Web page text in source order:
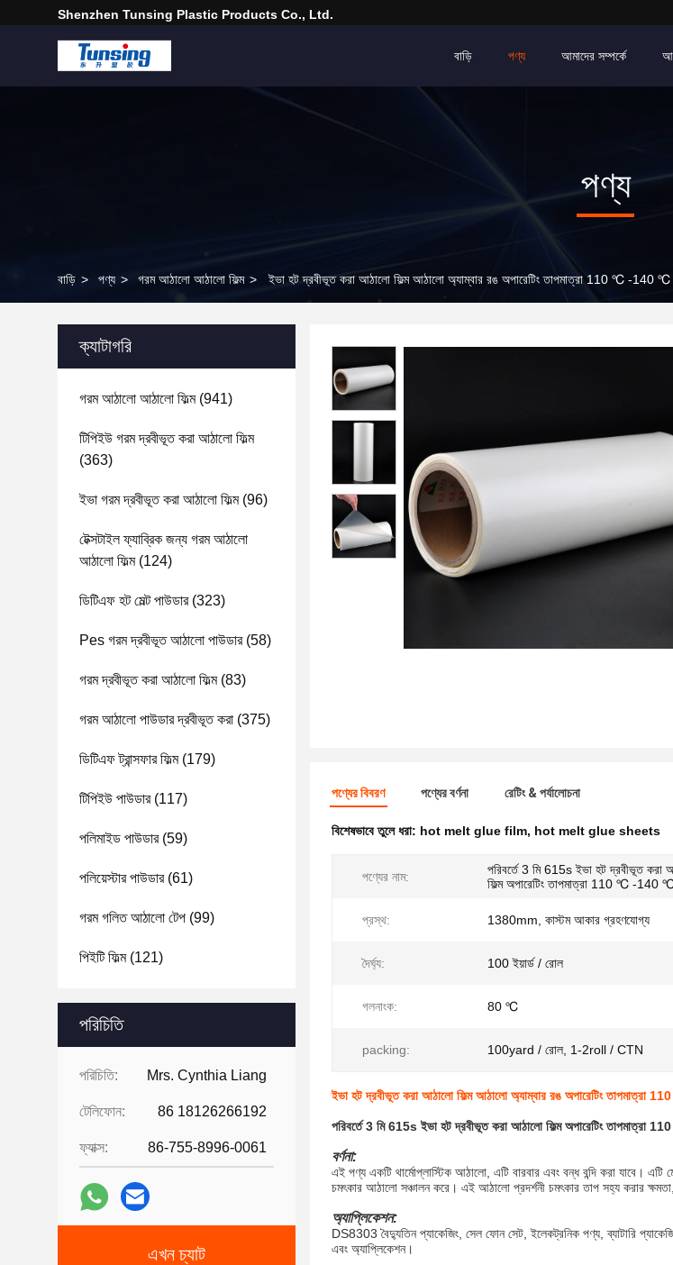
Shenzhen Tunsing Plastic Products Co., Ltd.
বাড়ি পণ্য আমাদের সম্পর্কে
পণ্য
বাড়ি > পণ্য > গরম আঠালো আঠালো ফিল্ম > ইভা হট দ্রবীভূত করা আঠালো ফিল্ম আঠালো অ্যাম্বার রঙ অপারেটিং তাপমাত্রা 110 ℃ -140 ℃
ক্যাটাগরি
গরম আঠালো আঠালো ফিল্ম(941)
টিপিইউ গরম দ্রবীভূত করা আঠালো ফিল্ম
(363)
ইভা গরম দ্রবীভূত করা আঠালো ফিল্ম(96)
টেক্সটাইল ফ্যাব্রিক জন্য গরম আঠালো
আঠালো ফিল্ম(124)
ডিটিএফ হট মেল্ট পাউডার(323)
Pes গরম দ্রবীভূত আঠালো পাউডার(58)
গরম দ্রবীভূত করা আঠালো ফিল্ম(83)
গরম আঠালো পাউডার দ্রবীভূত করা (375)
ডিটিএফ ট্রান্সফার ফিল্ম(179)
টিপিইউ পাউডার(117)
পলিমাইড পাউডার(59)
পলিয়েস্টার পাউডার(61)
গরম গলিত আঠালো টেপ (99)
পিইটি ফিল্ম(121)
পরিচিতি
পরিচিতি: Mrs. Cynthia Liang
টেলিফোন: 86 18126266192
ফ্যাক্স: 86-755-8996-0061
এখন চ্যাট
পণ্যের বিবরণ পণ্যের বর্ণনা রেটিং & পর্যালোচনা
বিশেষভাবে তুলে ধরা: hot melt glue film, hot melt glue sheets
পণ্যের নাম:
পরিবর্তে 3 মি 615s ইভা হট দ্রবীভূত করা
ফিল্ম অপারেটিং তাপমাত্রা 110 ℃ -140
প্রস্থ: 1380mm, কাস্টম আকার গ্রহণযোগ্য
দৈর্ঘ্য: 100 ইয়ার্ড / রোল
গলনাংক: 80 ℃
packing: 100yard / রোল, 1-2roll / CTN
ইভা হট দ্রবীভূত করা আঠালো ফিল্ম আঠালো অ্যাম্বার রঙ অপারেটিং
পরিবর্তে 3 মি 615s ইভা হট দ্রবীভূত করা আঠালো ফিল্ম অপারেটিং
বর্ণনা:
এই পণ্য একটি থার্মোপ্লাস্টিক আঠালো, এটি বারবার এবং বন্ধ বন্দি করা যাবে। এটি
চমৎকার আঠালো সঞ্চালন করে। এই আঠালো প্রদর্শনী চমৎকার তাপ সহ্য করার
অ্যাপ্লিকেশন:
DS8303 বৈদ্যুতিন প্যাকেজিং, সেল ফোন সেট, ইলেকট্রনিক পণ্য, ব্যাটারি
এবং অ্যাপ্লিকেশন।